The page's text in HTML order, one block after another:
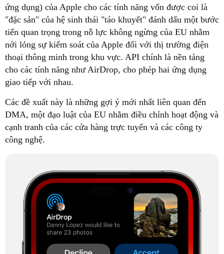
ứng dụng) của Apple cho các tính năng vốn được coi là
"đặc sản" của hệ sinh thái "táo khuyết" đánh dấu một bước
tiến quan trọng trong nỗ lực không ngừng của EU nhằm
nới lỏng sự kiểm soát của Apple đối với thị trường điện
thoại thông minh trong khu vực. API chính là nền tảng
cho các tính năng như AirDrop, cho phép hai ứng dụng
giao tiếp với nhau.
Các đề xuất này là những gợi ý mới nhất liên quan đến
DMA, một đạo luật của EU nhằm điều chỉnh hoạt động và
cạnh tranh của các cửa hàng trực tuyến và các công ty
công nghệ.